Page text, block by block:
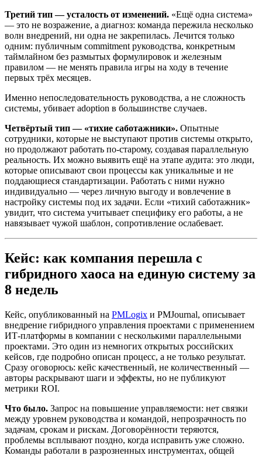
Третий тип — усталость от изменений. «Ещё одна система»
— это не возражение, а диагноз: команда пережила несколько
волн внедрений, ни одна не закрепилась. Лечится только
одним: публичным commitment руководства, конкретным
таймлайном без размытых формулировок и железным
правилом — не менять правила игры на ходу в течение
первых трёх месяцев.
Именно непоследовательность руководства, а не сложность
системы, убивает adoption в большинстве случаев.
Четвёртый тип — «тихие саботажники». Опытные
сотрудники, которые не выступают против системы открыто,
но продолжают работать по-старому, создавая параллельную
реальность. Их можно выявить ещё на этапе аудита: это люди,
которые описывают свои процессы как уникальные и не
поддающиеся стандартизации. Работать с ними нужно
индивидуально — через личную выгоду и вовлечение в
настройку системы под их задачи. Если «тихий саботажник»
увидит, что система учитывает специфику его работы, а не
навязывает чужой шаблон, сопротивление ослабевает.
Кейс: как компания перешла с
гибридного хаоса на единую систему за
8 недель
Кейс, опубликованный на PMLogix и PMJournal, описывает
внедрение гибридного управления проектами с применением
ИТ-платформы в компании с несколькими параллельными
проектами. Это один из немногих открытых российских
кейсов, где подробно описан процесс, а не только результат.
Сразу оговорюсь: кейс качественный, не количественный —
авторы раскрывают шаги и эффекты, но не публикуют
метрики ROI.
Что было. Запрос на повышение управляемости: нет связки
между уровнем руководства и командой, непрозрачность по
задачам, срокам и рискам. Договорённости теряются,
проблемы всплывают поздно, когда исправить уже сложно.
Команды работали в разрозненных инструментах, общей